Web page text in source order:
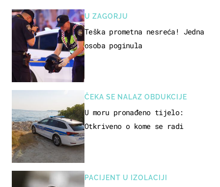
U ZAGORJU
Teška prometna nesreća! Jedna
osoba poginula
ČEKA SE NALAZ OBDUKCIJE
U moru pronađeno tijelo:
Otkriveno o kome se radi
PACIJENT U IZOLACIJI